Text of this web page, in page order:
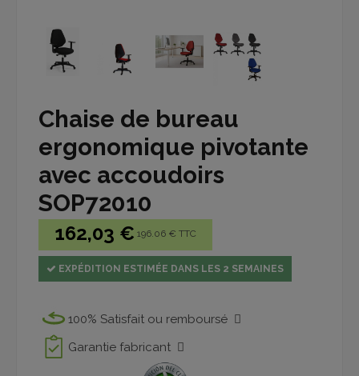
Chaise de bureau
ergonomique pivotante
avec accoudoirs
SOP72010
162,03 € 196.06 € TTC
EXPÉDITION ESTIMÉE DANS LES 2 SEMAINES
100% Satisfait ou remboursé
Garantie fabricant